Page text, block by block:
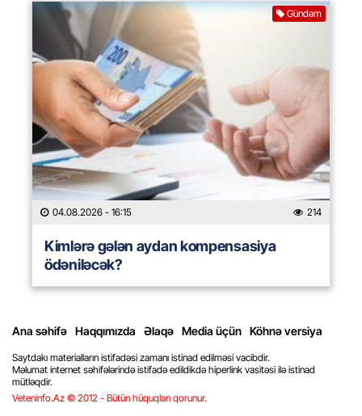
Gündəm
04.08.2026 - 16:15 214
Kimlərə gələn aydan kompensasiya
ödəniləcək?
Ana səhifə Haqqımızda Əlaqə Media üçün Köhnə versiya
Saytdakı materialların istifadəsi zamanı istinad edilməsi vacibdir.
Məlumat internet səhifələrində istifadə edildikdə hiperlink vasitəsi ilə istinad
mütləqdir.
Veteninfo.Az © 2012 - Bütün hüquqları qorunur.